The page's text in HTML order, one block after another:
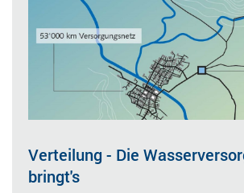
Verteilung - Die
bringt's